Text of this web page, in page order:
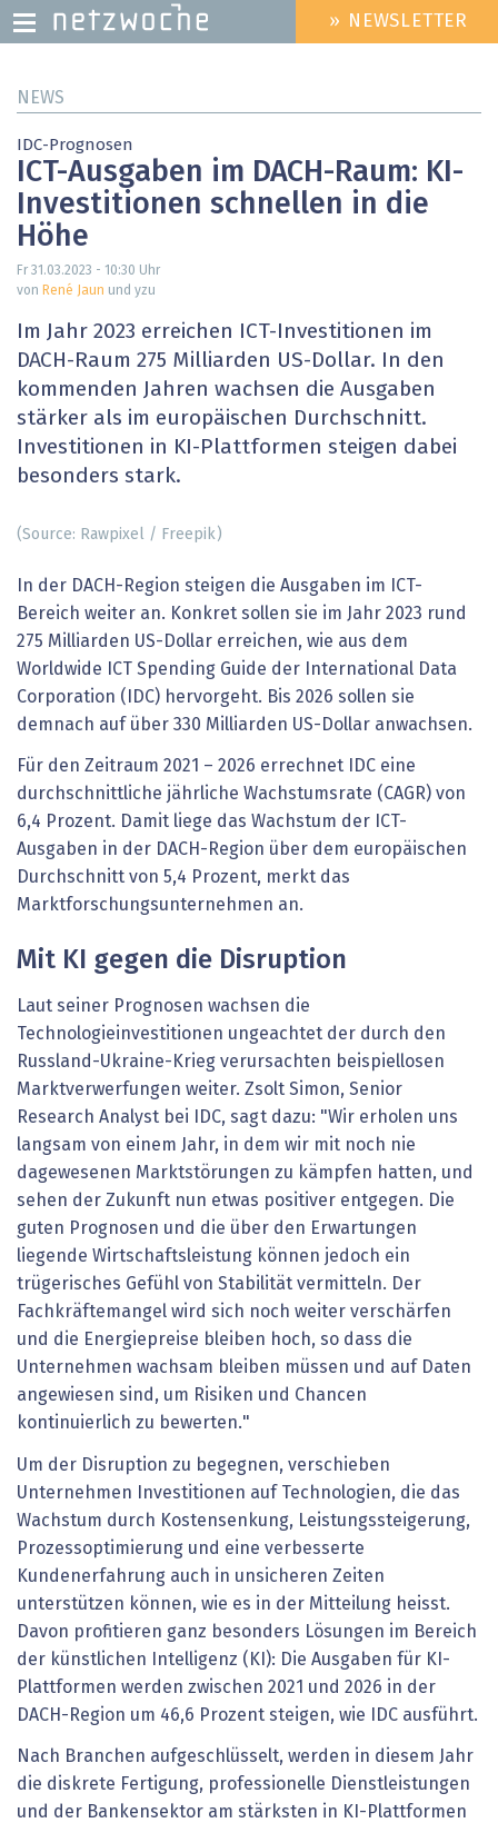
zum
HEADER
MENU
» NEWSLETTER
NEWS
IDC-Prognosen
ICT-Ausgaben im DACH-Raum: KI-
Investitionen schnellen in die
Höhe
Fr 31.03.2023 - 10:30 Uhr
von René Jaun und yzu
Im Jahr 2023 erreichen ICT-Investitionen im
DACH-Raum 275 Milliarden US-Dollar. In den
kommenden Jahren wachsen die Ausgaben
stärker als im europäischen Durchschnitt.
Investitionen in KI-Plattformen steigen dabei
besonders stark.
(Source: Rawpixel / Freepik)
In der DACH-Region steigen die Ausgaben im ICT-
Bereich weiter an. Konkret sollen sie im Jahr 2023 rund
275 Milliarden US-Dollar erreichen, wie aus dem
Worldwide ICT Spending Guide der International Data
Corporation (IDC) hervorgeht. Bis 2026 sollen sie
demnach auf über 330 Milliarden US-Dollar anwachsen.
Für den Zeitraum 2021 – 2026 errechnet IDC eine
durchschnittliche jährliche Wachstumsrate (CAGR) von
6,4 Prozent. Damit liege das Wachstum der ICT-
Ausgaben in der DACH-Region über dem europäischen
Durchschnitt von 5,4 Prozent, merkt das
Marktforschungsunternehmen an.
Mit KI gegen die Disruption
Laut seiner Prognosen wachsen die
Technologieinvestitionen ungeachtet der durch den
Russland-Ukraine-Krieg verursachten beispiellosen
Marktverwerfungen weiter. Zsolt Simon, Senior
Research Analyst bei IDC, sagt dazu: "Wir erholen uns
langsam von einem Jahr, in dem wir mit noch nie
dagewesenen Marktstörungen zu kämpfen hatten, und
sehen der Zukunft nun etwas positiver entgegen. Die
guten Prognosen und die über den Erwartungen
liegende Wirtschaftsleistung können jedoch ein
trügerisches Gefühl von Stabilität vermitteln. Der
Fachkräftemangel wird sich noch weiter verschärfen
und die Energiepreise bleiben hoch, so dass die
Unternehmen wachsam bleiben müssen und auf Daten
angewiesen sind, um Risiken und Chancen
kontinuierlich zu bewerten."
Um der Disruption zu begegnen, verschieben
Unternehmen Investitionen auf Technologien, die das
Wachstum durch Kostensenkung, Leistungssteigerung,
Prozessoptimierung und eine verbesserte
Kundenerfahrung auch in unsicheren Zeiten
unterstützen können, wie es in der Mitteilung heisst.
Davon profitieren ganz besonders Lösungen im Bereich
der künstlichen Intelligenz (KI): Die Ausgaben für KI-
Plattformen werden zwischen 2021 und 2026 in der
DACH-Region um 46,6 Prozent steigen, wie IDC ausführt.
Nach Branchen aufgeschlüsselt, werden in diesem Jahr
die diskrete Fertigung, professionelle Dienstleistungen
und der Bankensektor am stärksten in KI-Plattformen